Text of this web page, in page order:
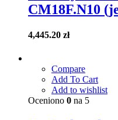
CM18F.N10
4,445.20 zł
Compare
Add To Cart
Add to wishlist
Oceniono 0 na 5